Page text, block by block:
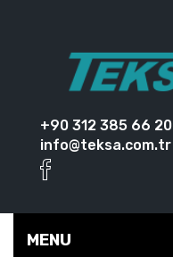
+90 312 385 66 20
info@teksa.com.tr
MENU